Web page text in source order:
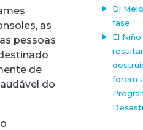
as
pessoas
de
do
Di
fase
El
forem